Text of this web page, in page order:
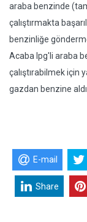
araba benzinde
çalıştırmakta
benzinliğe
Acaba lpg'li araba
çalıştırabilmek için
gazdan benzine
E-mail
Share